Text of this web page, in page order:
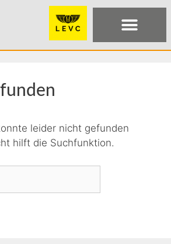
leider nicht gefunden
hilft die Suchfunktion.